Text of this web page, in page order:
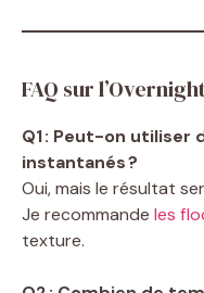
FAQ sur
Q1 : Peut-on utiliser
instantanés ?
Oui, mais le résultat
Je recommande les
texture.